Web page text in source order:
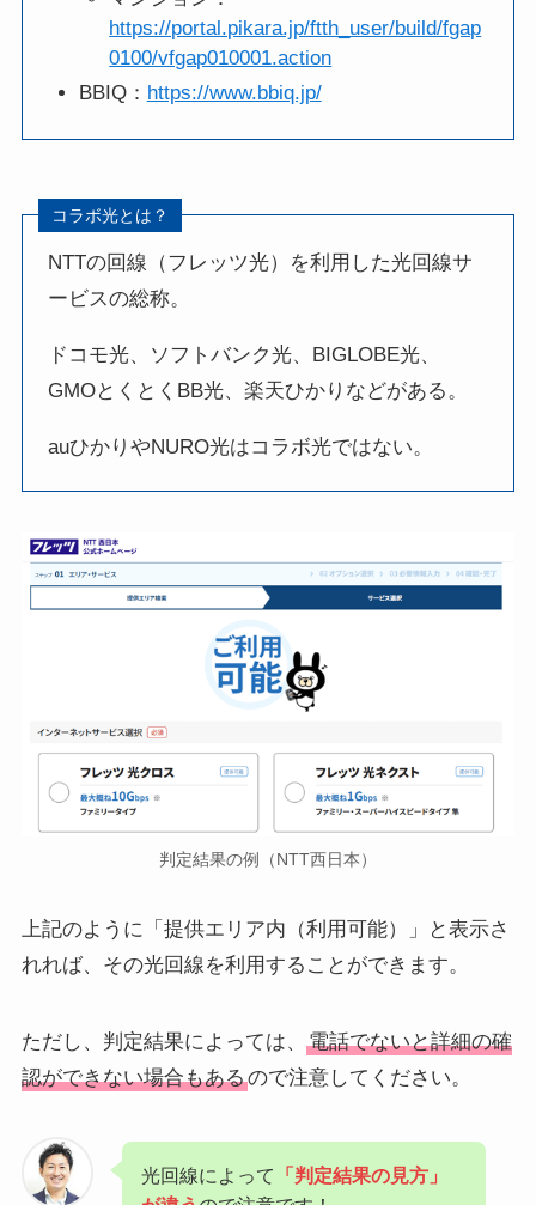
https://portal.pikara.jp/ftth_user/build/fgap
0100/vfgap010001.action
BBIQ： https://www.bbiq.jp/
コラボ光とは？
NTTの回線（フレッツ光）を利用した光回線サ
ービスの総称。
ドコモ光、ソフトバンク光、BIGLOBE光、
GMOとくとくBB光、楽天ひかりなどがある。
auひかりやNURO光はコラボ光ではない。
判定結果の例（NTT西日本）
上記のように「提供エリア内（利用可能）」と表示さ
れれば、その光回線を利用することができます。
ただし、判定結果によっては、
電話でないと詳細の確
認ができない場合もあるので注意してください。
光回線によって
「判定結果の見方」